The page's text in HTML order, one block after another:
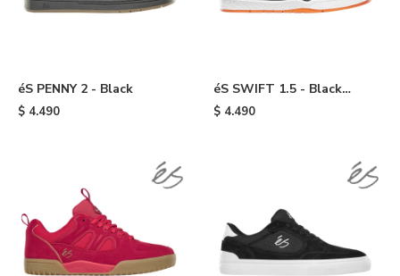
éS PENNY 2 - Black
$ 4.490
éS SWIFT 1.5 - Black
/white /orange
$ 4.490